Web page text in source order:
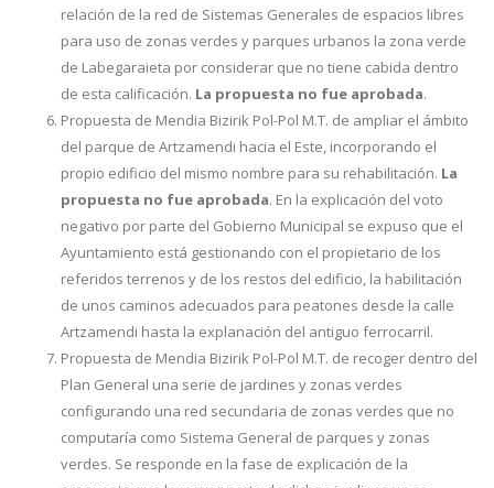
relación de la red de Sistemas Generales de espacios libres
para uso de zonas verdes y parques urbanos la zona verde
de Labegaraieta por considerar que no tiene cabida dentro
de esta calificación. La propuesta no fue aprobada.
Propuesta de Mendia Bizirik Pol-Pol M.T. de ampliar el ámbito
del parque de Artzamendi hacia el Este, incorporando el
propio edificio del mismo nombre para su rehabilitación. La
propuesta no fue aprobada. En la explicación del voto
negativo por parte del Gobierno Municipal se expuso que el
Ayuntamiento está gestionando con el propietario de los
referidos terrenos y de los restos del edificio, la habilitación
de unos caminos adecuados para peatones desde la calle
Artzamendi hasta la explanación del antiguo ferrocarril.
Propuesta de Mendia Bizirik Pol-Pol M.T. de recoger dentro del
Plan General una serie de jardines y zonas verdes
configurando una red secundaria de zonas verdes que no
computaría como Sistema General de parques y zonas
verdes. Se responde en la fase de explicación de la